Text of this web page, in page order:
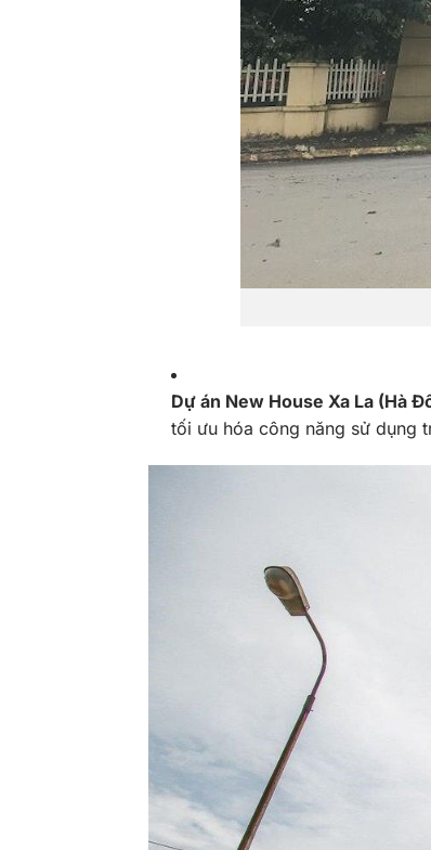
Dự án New House Xa La (Hà
tối ưu hóa công năng sử dụng